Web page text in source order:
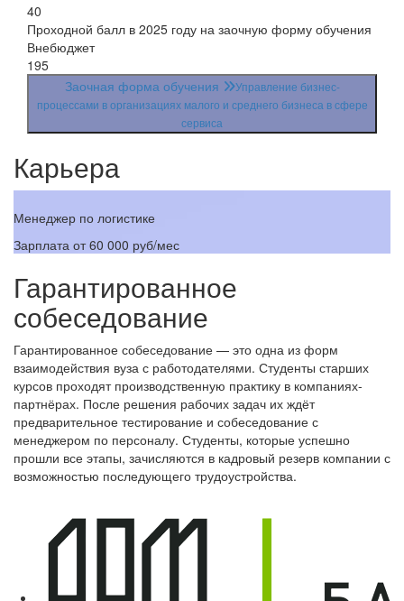
40
Проходной балл в 2025 году на заочную форму обучения
Внебюджет
195
Заочная форма обучения
Управление бизнес-
процессами в организациях малого и среднего бизнеса в сфере
сервиса
Карьера
Менеджер по логистике
Зарплата от 60 000 руб/мес
Гарантированное
собеседование
Гарантированное собеседование — это одна из форм
взаимодействия вуза с работодателями. Студенты старших
курсов проходят производственную практику в компаниях-
партнёрах. После решения рабочих задач их ждёт
предварительное тестирование и собеседование с
менеджером по персоналу. Студенты, которые успешно
прошли все этапы, зачисляются в кадровый резерв компании с
возможностью последующего трудоустройства.